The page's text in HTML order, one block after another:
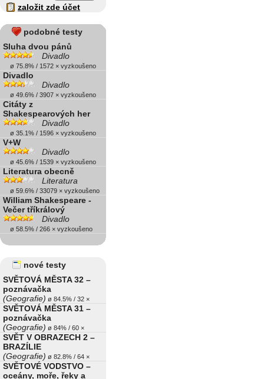
založit zde účet
podobné testy
Sluha dvou pánů
Divadlo
ø 75.8% / 1572 × vyzkoušeno
Divadlo
Divadlo
ø 49.6% / 3907 × vyzkoušeno
Citáty z
Shakespearových her
Divadlo
ø 35.1% / 1596 × vyzkoušeno
V+W
Divadlo
ø 45.6% / 1539 × vyzkoušeno
Literatura obecně
Literatura
ø 59.6% / 33079 × vyzkoušeno
William Shakespeare -
Večer tříkrálový
Divadlo
ø 58.5% / 266 × vyzkoušeno
nové testy
SVĚTOVÁ MĚSTA 32 –
poznávačka
(Geografie) ø 84.5% / 32 ×
SVĚTOVÁ MĚSTA 31 –
poznávačka
(Geografie) ø 84% / 60 ×
SVĚT V OBRAZECH 2 –
BRAZÍLIE
(Geografie) ø 82.8% / 64 ×
SVĚTOVÉ VODSTVO –
oceány, moře, řeky a